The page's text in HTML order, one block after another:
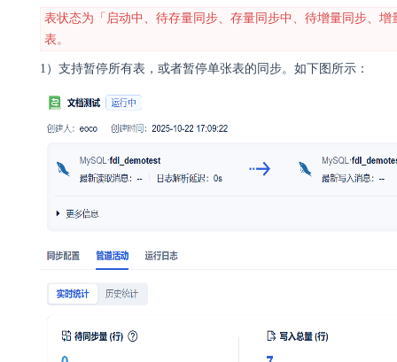
表状态为「启动中、待存量同步、存量同步中、待增量同步、
表。
1）支持暂停所有表，或者暂停单张表的同步。如下图所示：